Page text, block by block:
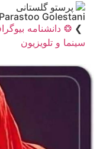
پرستو گلستانی
Parastoo Golestani
❯ ❂ دانشنامه
سینما و تلویزیون